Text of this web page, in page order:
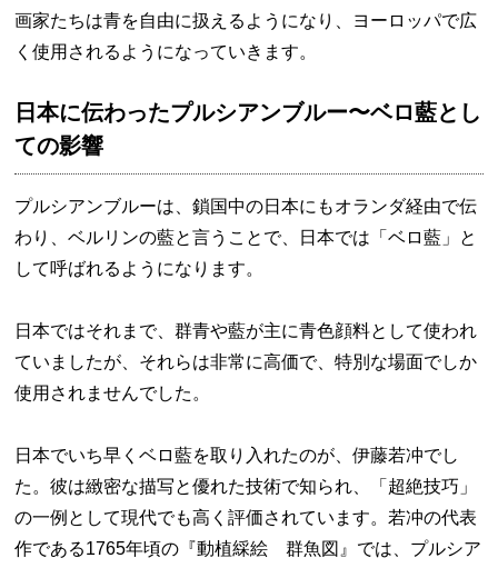
画家たちは青を自由に扱えるようになり、ヨーロッパで広
く使用されるようになっていきます。
日本に伝わったプルシアンブルー〜ベロ藍とし
ての影響
プルシアンブルーは、鎖国中の日本にもオランダ経由で伝
わり、ベルリンの藍と言うことで、日本では「ベロ藍」と
して呼ばれるようになります。
日本ではそれまで、群青や藍が主に青色顔料として使われ
ていましたが、それらは非常に高価で、特別な場面でしか
使用されませんでした。
日本でいち早くベロ藍を取り入れたのが、伊藤若冲でし
た。彼は緻密な描写と優れた技術で知られ、「超絶技巧」
の一例として現代でも高く評価されています。若冲の代表
作である1765年頃の『動植綵絵 群魚図』では、プルシア